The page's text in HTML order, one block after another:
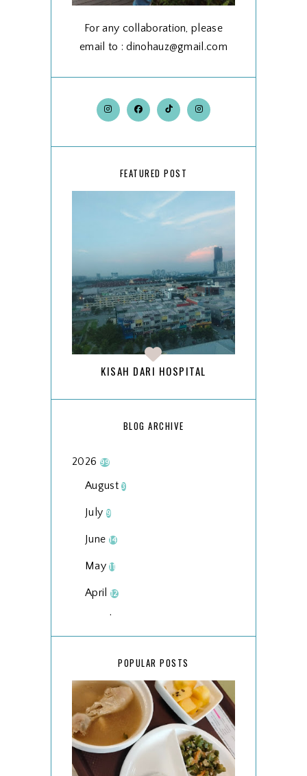
For any collaboration, please
email to : dinohauz@gmail.com
FEATURED POST
KISAH DARI HOSPITAL
BLOG ARCHIVE
2026 99
August3
July 9
June 14
May11
April 12
March
2025134
December15
November
POPULAR POSTS